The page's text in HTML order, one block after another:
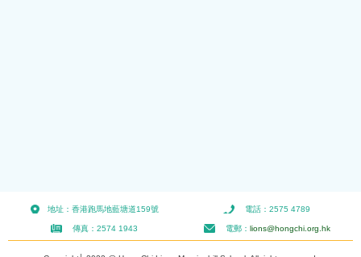
地址：香港跑馬地藍塘道159號 電話：2575 4789
傳真：2574 1943 電郵： lions@hongchi.org.hk